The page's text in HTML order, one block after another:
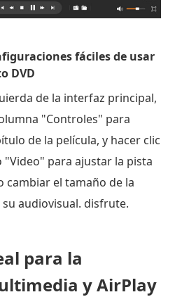
fáciles de usar
DVD
de la interfaz principal,
"Controles" para
de la película, y hacer clic
"Video" para ajustar la pista
cambiar el tamaño de la
audiovisual. disfrute.
para la
y AirPlay